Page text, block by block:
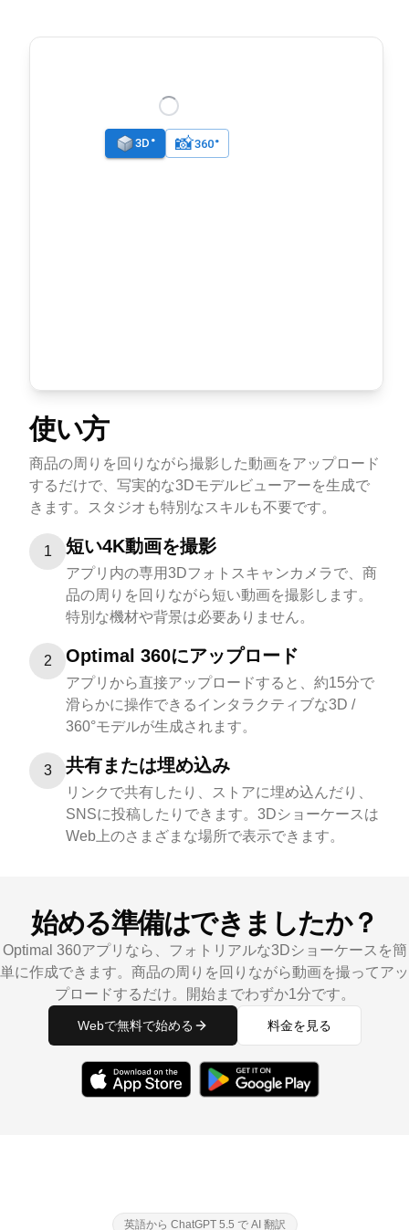
使い方
商品の周りを回りながら撮影した動画をアップロード
するだけで、写実的な3Dモデルビューアーを生成で
きます。スタジオも特別なスキルも不要です。
1 短い4K動画を撮影
アプリ内の専用3Dフォトスキャンカメラで、商
品の周りを回りながら短い動画を撮影します。
特別な機材や背景は必要ありません。
2 Optimal 360にアップロード
アプリから直接アップロードすると、約15分で
滑らかに操作できるインタラクティブな3D /
360°モデルが生成されます。
3 共有または埋め込み
リンクで共有したり、ストアに埋め込んだり、
SNSに投稿したりできます。3Dショーケースは
Web上のさまざまな場所で表示できます。
始める準備はできましたか？
Optimal 360アプリなら、フォトリアルな3Dショーケースを簡
単に作成できます。商品の周りを回りながら動画を撮ってアッ
プロードするだけ。開始までわずか1分です。
Webで無料で始める 料金を見る
英語から ChatGPT 5.5 で AI 翻訳